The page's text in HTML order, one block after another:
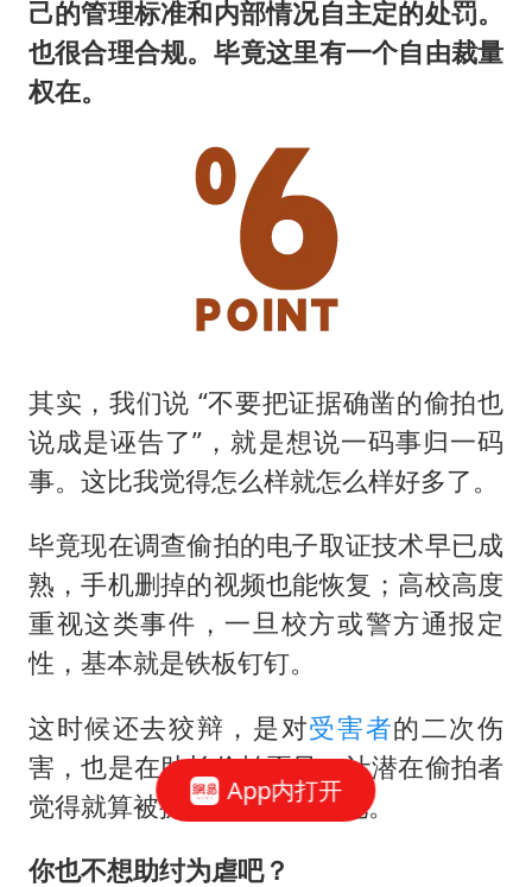
己的管理标准和内部情况自主定的处罚。
也很合理合规。毕竟这里有一个自由裁量
权在。
其实，我们说 “不要把证据确凿的偷拍也
说成是诬告了”，就是想说一码事归一码
事。这比我觉得怎么样就怎么样好多了。
毕竟现在调查偷拍的电子取证技术早已成
熟，手机删掉的视频也能恢复；高校高度
重视这类事件，一旦校方或警方通报定
性，基本就是铁板钉钉。
这时候还去狡辩，是对受害者的二次伤
害，也是在助长偷拍歪风，让潜在偷拍者
觉得就算被抓也有人帮着洗地。
你也不想助纣为虐吧？
App内打开